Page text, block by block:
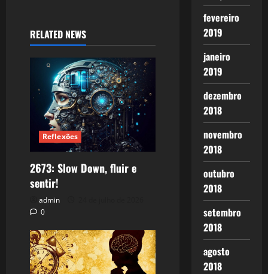
RELATED NEWS
Reflexões
2673: Slow Down, fluir e
sentir!
admin
0
fevereiro
2019
janeiro
2019
dezembro
2018
novembro
2018
outubro
2018
setembro
2018
agosto
2018